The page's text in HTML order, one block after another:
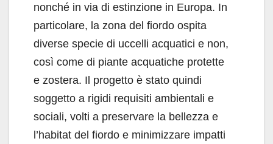
nonché in via di estinzione in Europa. In
particolare, la zona del fiordo ospita
diverse specie di uccelli acquatici e non,
così come di piante acquatiche protette
e zostera. Il progetto è stato quindi
soggetto a rigidi requisiti ambientali e
sociali, volti a preservare la bellezza e
l’habitat del fiordo e minimizzare impatti